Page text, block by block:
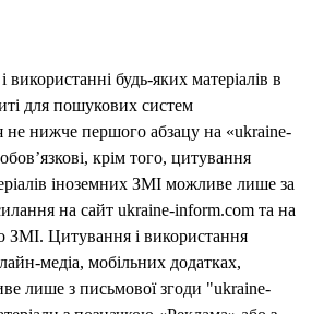
використанні будь-яких матеріалів в
для пошукових систем
не нижче першого абзацу на «ukraine-
крім того, цитування
іноземних ЗМІ можливе лише за
на сайт ukraine-inform.com та на
ЗМІ. Цитування і використання
медіа, мобільних додатках,
лише з письмової згоди "ukraine-